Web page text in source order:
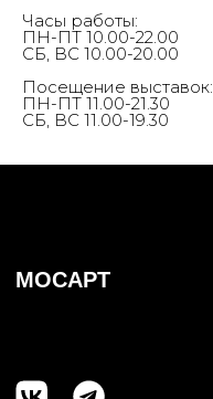
Часы работы:
ПН-ПТ 10.00-22.00
СБ, ВС 10.00-20.00
Посещение выставок:
ПН-ПТ 11.00-21.30
СБ, ВС 11.00-19.30